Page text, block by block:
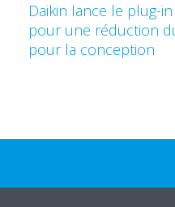
Daikin lance le plug-
pour une réduction
pour la conception